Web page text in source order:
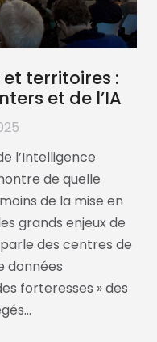
territoires :
et de l’IA
l’Intelligence
de quelle
de la mise en
grands enjeux de
des centres de
données
forteresses » des